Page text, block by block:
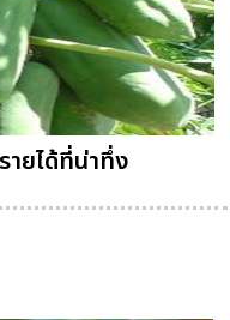
ายได้ที่น่าทึ่ง